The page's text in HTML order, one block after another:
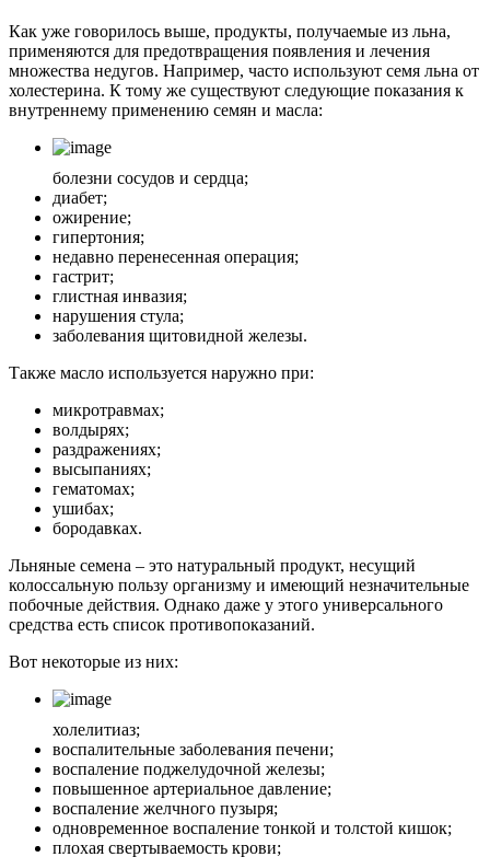
Как уже говорилось выше, продукты, получаемые из льна,
применяются для предотвращения появления и лечения
множества недугов. Например, часто используют семя льна от
холестерина. К тому же существуют следующие показания к
внутреннему применению семян и масла:
болезни сосудов и сердца;
диабет;
ожирение;
гипертония;
недавно перенесенная операция;
гастрит;
глистная инвазия;
нарушения стула;
заболевания щитовидной железы.
Также масло используется наружно при:
микротравмах;
волдырях;
раздражениях;
высыпаниях;
гематомах;
ушибах;
бородавках.
Льняные семена – это натуральный продукт, несущий
колоссальную пользу организму и имеющий незначительные
побочные действия. Однако даже у этого универсального
средства есть список противопоказаний.
Вот некоторые из них:
холелитиаз;
воспалительные заболевания печени;
воспаление поджелудочной железы;
повышенное артериальное давление;
воспаление желчного пузыря;
одновременное воспаление тонкой и толстой кишок;
плохая свертываемость крови;